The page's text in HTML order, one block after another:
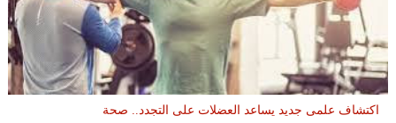
اكتشاف علمى جديد يساعد العضلات على التجدد.. صحة